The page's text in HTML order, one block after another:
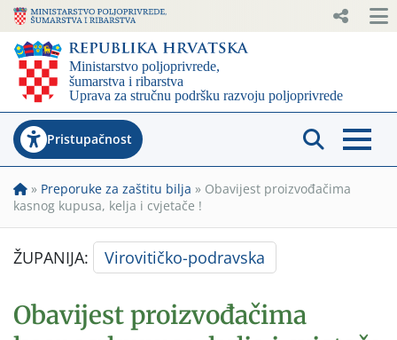
Pristupačnost
» Preporuke za zaštitu bilja » Obavijest proizvođačima
kasnog kupusa, kelja i cvjetače !
ŽUPANIJA: Virovitičko-podravska
Obavijest proizvođačima